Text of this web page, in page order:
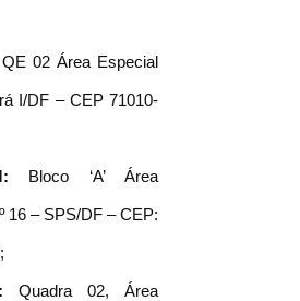
QE 02 Área Especial
I/DF – CEP 71010-
Bloco ‘A’ Área
16 – SPS/DF – CEP:
Quadra 02, Área